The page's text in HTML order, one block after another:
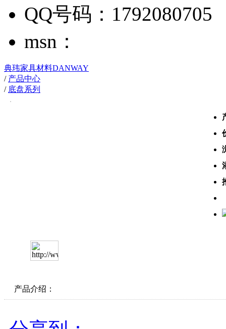
QQ号码：1792080705
msn：
典玮家具材料DANWAY
/ 产品中心
/ 底盘系列
产品介绍：